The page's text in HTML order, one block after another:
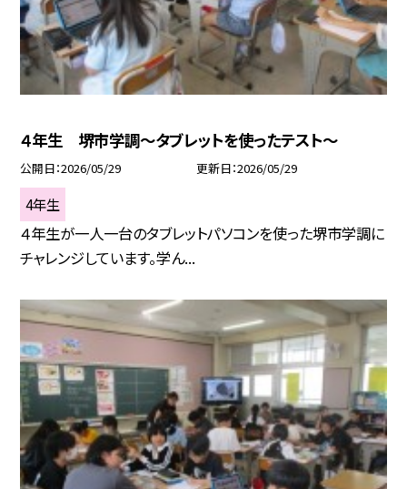
４年生 堺市学調～タブレットを使ったテスト～
公開日 2026/05/29 更新日 2026/05/29
4年生
４年生が一人一台のタブレットパソコンを使った堺市学調に
チャレンジしています。学ん...